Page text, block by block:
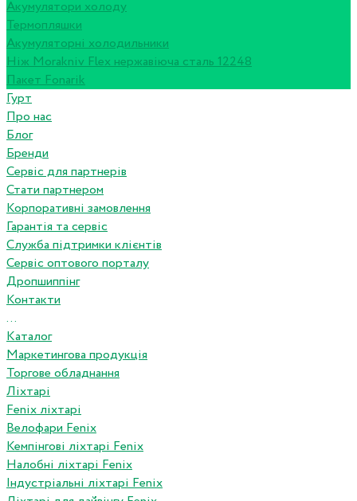
Акумулятори холоду
Термопляшки
Акумуляторні холодильники
Ніж Morakniv Flex нержавіюча сталь 12248
Пакет Fonarik
Гурт
Про нас
Блог
Бренди
Сервіс для партнерів
Стати партнером
Корпоративні замовлення
Гарантія та сервіс
Служба підтримки клієнтів
Сервіс оптового порталу
Дропшиппінг
Контакти
...
Каталог
Маркетингова продукція
Торгове обладнання
Ліхтарі
Fenix ліхтарі
Велофари Fenix
Кемпінгові ліхтарі Fenix
Налобні ліхтарі Fenix
Індустріальні ліхтарі Fenix